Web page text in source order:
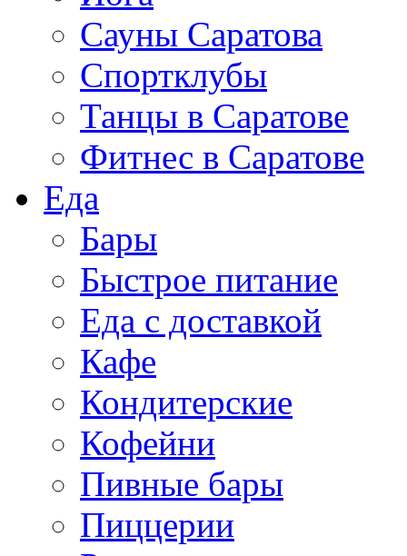
Сауны Саратова
Спортклубы
Танцы в Саратове
Фитнес в Саратове
Еда
Бары
Быстрое питание
Еда с доставкой
Кафе
Кондитерские
Кофейни
Пивные бары
Пиццерии